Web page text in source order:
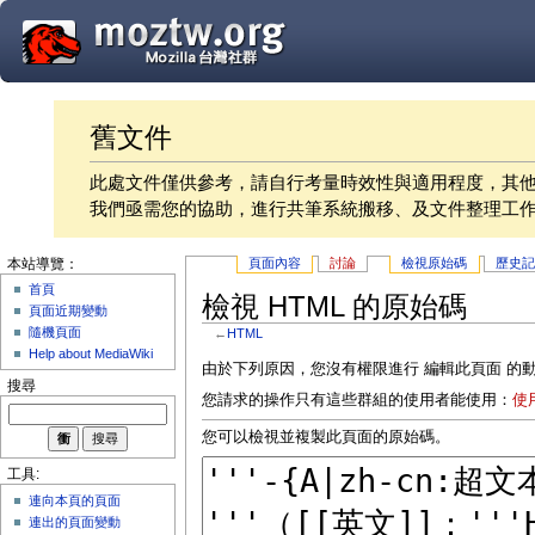
舊文件
此處文件僅供參考，請自行考量時效性與適用程度，其
我們亟需您的協助，進行共筆系統搬移、及文件整理工
頁面內容 討論 檢視原始碼 歷史
檢視 HTML 的原始碼
← HTML
由於下列原因，您沒有權限進行 編輯此頁面 的
您請求的操作只有這些群組的使用者能使用： 使
您可以檢視並複製此頁面的原始碼。
本站導覽：
首頁
頁面近期變動
隨機頁面
Help about MediaWiki
搜尋
工具:
連向本頁的頁面
連出的頁面變動